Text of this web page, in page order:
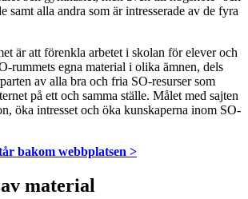
samt alla andra som är intresserade av de fyra
är att förenkla arbetet i skolan för elever och
rummets egna material i olika ämnen, dels
av alla bra och fria SO-resurser som
på ett och samma ställe. Målet med sajten
öka intresset och öka kunskaperna inom SO-
bakom webbplatsen >
material